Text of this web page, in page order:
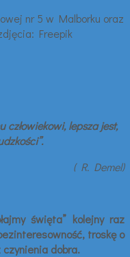
lepsza jest,
( R. Demel)
święta” kolejny raz
troskę o
dobra.